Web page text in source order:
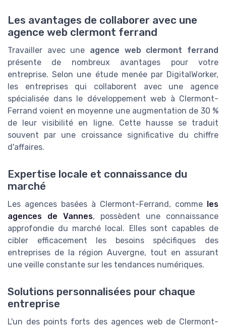
Les avantages de collaborer avec une
agence web clermont ferrand
Travailler avec une agence web clermont ferrand
présente de nombreux avantages pour votre
entreprise. Selon une étude menée par DigitalWorker,
les entreprises qui collaborent avec une agence
spécialisée dans le développement web à Clermont-
Ferrand voient en moyenne une augmentation de 30 %
de leur visibilité en ligne. Cette hausse se traduit
souvent par une croissance significative du chiffre
d'affaires.
Expertise locale et connaissance du
marché
Les agences basées à Clermont-Ferrand, comme les
agences de Vannes, possèdent une connaissance
approfondie du marché local. Elles sont capables de
cibler efficacement les besoins spécifiques des
entreprises de la région Auvergne, tout en assurant
une veille constante sur les tendances numériques.
Solutions personnalisées pour chaque
entreprise
L'un des points forts des agences web de Clermont-